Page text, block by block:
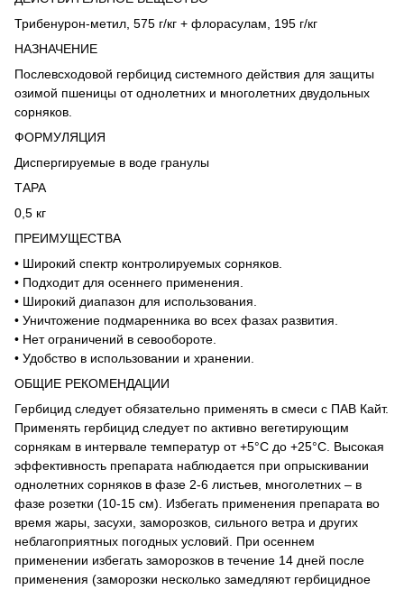
Трибенурон-метил, 575 г/кг + флорасулам, 195 г/кг
НАЗНАЧЕНИЕ
Послевсходовой гербицид системного действия для защиты
озимой пшеницы от однолетних и многолетних двудольных
сорняков.
ФОРМУЛЯЦИЯ
Диспергируемые в воде гранулы
ТАРА
0,5 кг
ПРЕИМУЩЕСТВА
• Широкий спектр контролируемых сорняков.
• Подходит для осеннего применения.
• Широкий диапазон для использования.
• Уничтожение подмаренника во всех фазах развития.
• Нет ограничений в севообороте.
• Удобство в использовании и хранении.
ОБЩИЕ РЕКОМЕНДАЦИИ
Гербицид следует обязательно применять в смеси с ПАВ Кайт.
Применять гербицид следует по активно вегетирующим
сорнякам в интервале температур от +5°С до +25°С. Высокая
эффективность препарата наблюдается при опрыскивании
однолетних сорняков в фазе 2-6 листьев, многолетних – в
фазе розетки (10-15 см). Избегать применения препарата во
время жары, засухи, заморозков, сильного ветра и других
неблагоприятных погодных условий. При осеннем
применении избегать заморозков в течение 14 дней после
применения (заморозки несколько замедляют гербицидное